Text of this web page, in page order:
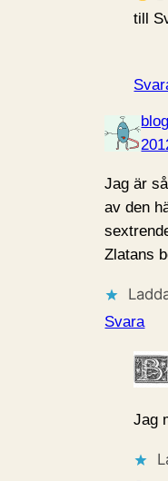
till
Jag är
av den
Zlatans
Svara
Jag